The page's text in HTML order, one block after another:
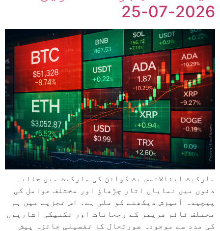
2026-07-25
مارکیٹ اینالائسس بٹ کوائن کی مارکیٹ میں حالیہ
دنوں میں نمایاں اتار چڑھاؤ اور مختلف عوامل کی
پیچیدہ آمیزش دیکھنے کو ملی ہے۔ اس تجزیے میں ہم
مختلف ٹائم فریمز کے رجحانات اور تکنیکی اشاریوں
کی مدد سے موجودہ صورتحال کا تفصیلی جائزہ پیش